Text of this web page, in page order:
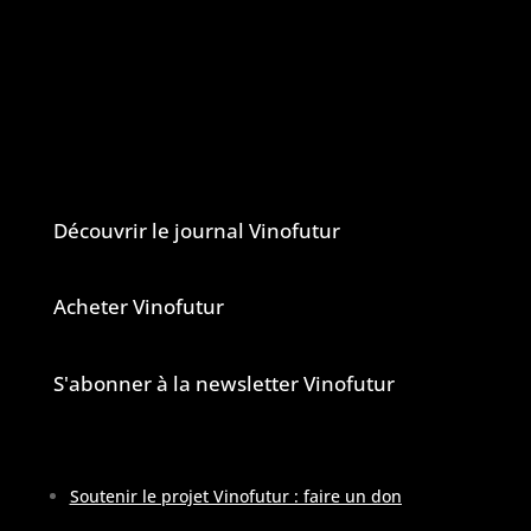
Découvrir le journal Vinofutur
Acheter Vinofutur
S'abonner à la newsletter Vinofutur
Soutenir le projet Vinofutur : faire un don